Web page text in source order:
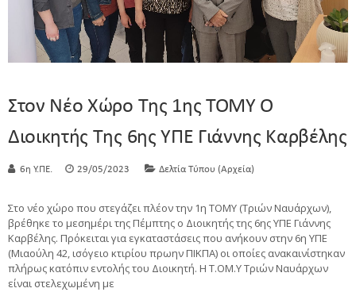
Στον Νέο Χώρο Της 1ης ΤΟΜΥ Ο
Διοικητής Της 6ης ΥΠΕ Γιάννης Καρβέλης
6η Υ.ΠΕ. 29/05/2023 Δελτία Τύπου (Αρχεία)
Στο νέο χώρο που στεγάζει πλέον την 1η ΤΟΜΥ (Τριών Ναυάρχων),
βρέθηκε το μεσημέρι της Πέμπτης ο Διοικητής της 6ης ΥΠΕ Γιάννης
Καρβέλης. Πρόκειται για εγκαταστάσεις που ανήκουν στην 6η ΥΠΕ
(Μιαούλη 42, ισόγειο κτιρίου πρωην ΠΙΚΠΑ) οι οποίες ανακαινίστηκαν
πλήρως κατόπιν εντολής του Διοικητή. Η Τ.ΟΜ.Υ Τριών Ναυάρχων
είναι στελεχωμένη με